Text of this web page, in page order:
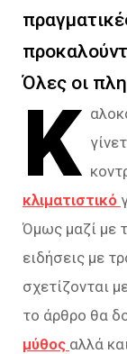
Όλες οι
Κ
κλιματιστικό
Όμως μαζί με
ειδήσεις με
σχετίζονται
το άρθρο θα
μύθος αλλά